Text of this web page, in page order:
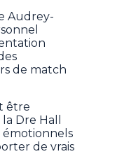
Audrey-
de match
être
Dre Hall
émotionnels
de vrais